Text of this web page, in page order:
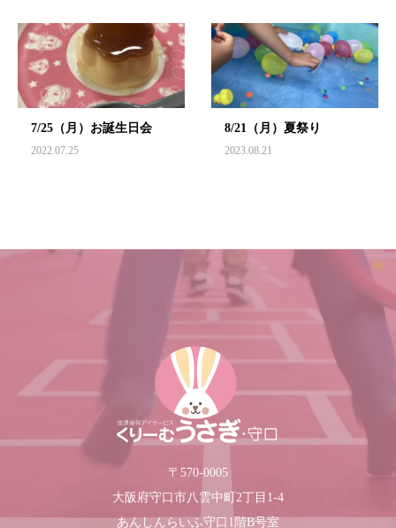
7/25（月）お誕生日会
2022.07.25
8/21（月）夏祭り
2023.08.21
〒570-0005
大阪府守口市八雲中町2丁目1-4
あんしんらいふ守口1階B号室